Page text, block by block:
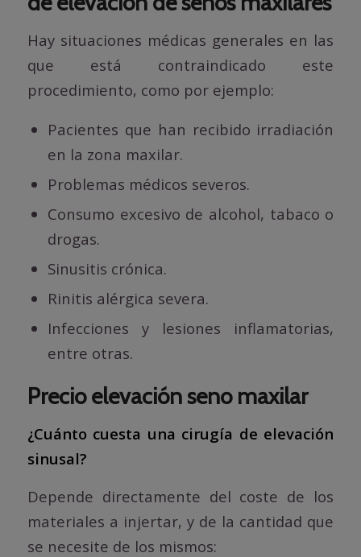
Hay situaciones médicas generales en las
que está contraindicado este
procedimiento, como por ejemplo:
Pacientes que han recibido irradiación
en la zona maxilar.
Problemas médicos severos.
Consumo excesivo de alcohol, tabaco o
drogas.
Sinusitis crónica.
Rinitis alérgica severa.
Infecciones y lesiones inflamatorias,
entre otras.
Precio elevación seno maxilar
¿Cuánto cuesta una cirugía de elevación
sinusal?
Depende directamente del coste de los
materiales a injertar, y de la cantidad que
se necesite de los mismos: